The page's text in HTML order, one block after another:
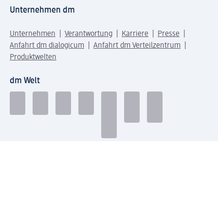
Unternehmen dm
Unternehmen Verantwortung Karriere
Presse
Anfahrt dm dialogicum
Anfahrt dm Verteilzentrum
Produktwelten
dm Welt